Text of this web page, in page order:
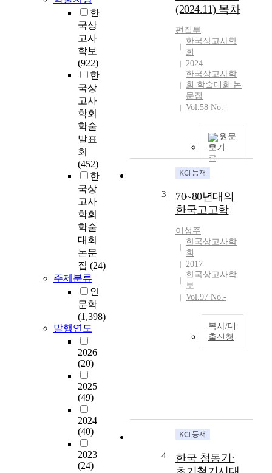
한
국상
고사
학보
(922)
한
국상
고사
학회
학술
발표
회
(452)
한
국상
고사
학회
학술
대회
논문
집 (24)
주제분류
인
문학
(1,398)
발행연도
2026
(20)
2025
(49)
2024
(40)
2023
(24)
한
(2024.11) 목차
편집부
한국상고사학
회
2024
한국상고사학
회 학술대회 논
문집
Vol.58 No.-
원문
보기
3
70~80년대의
한국고고학
이성주
한국상고사학
회
2017
한국상고사학
보
Vol.97 No.-
복사/대
출신청
4
한국 청동기·